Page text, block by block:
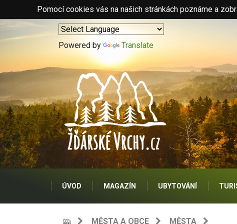
Pomocí cookies vás na našich stránkách poznáme a
Powered by Translate
ÚVOD MAGAZÍN UBYTOVÁNÍ
MĚSTA A OBCE MĚSTA